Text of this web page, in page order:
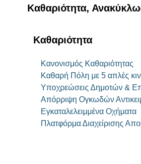
Καθαριότητα,
Καθαριότητα
Κανονισμός Καθαριότητας
Καθαρή Πόλη με 5 απλές
Υποχρεώσεις Δημοτών &
Απόρριψη Ογκωδών
Εγκαταλελειμμένα Οχήματα
Πλατφόρμα Διαχείρισης